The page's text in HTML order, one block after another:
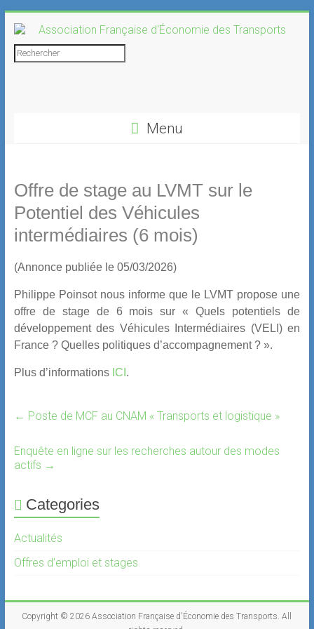
to
content
Association
Menu
Offre de stage au LVMT sur le
Potentiel des Véhicules
intermédiaires (6 mois)
(Annonce publiée le 05/03/2026)
Philippe Poinsot nous informe que le LVMT propose une
offre de stage de 6 mois sur « Quels potentiels de
développement des Véhicules Intermédiaires (VELI) en
France ? Quelles politiques d’accompagnement ? ».
Plus d’informations ICI .
← Poste de MCF au CNAM « Transports et logistique »
Enquête en ligne sur les recherches autour des modes
actifs →
Categories
Actualités
Offres d’emploi et stages
Copyright © 2026Association Française d'Économie des Transports. All